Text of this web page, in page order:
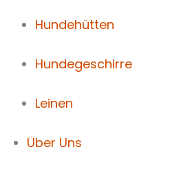
Hundehütten
Hundegeschirre
Leinen
Über Uns